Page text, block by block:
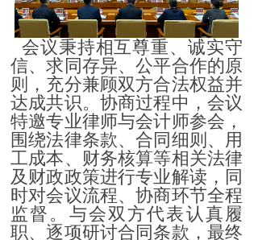
会议秉持相互尊重、诚实守
信、求同存异、公平合作的原
则，充分兼顾双方合法权益并
达成共识。协商过程中，会议
特邀专业律师与会计师参会，
围绕法律条款、合同细则、用
工成本、财务核算等相关法律
及财政政策进行专业解读，同
时对会议流程、协商环节全程
监督。与会双方代表认真履
职、逐项研讨合同条款，最终